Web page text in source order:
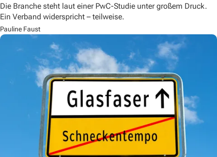
Die Branche steht laut einer PwC-Studie unter großem Druck.
Ein Verband widerspricht – teilweise.
Pauline Faust